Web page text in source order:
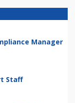
Manager
Staff